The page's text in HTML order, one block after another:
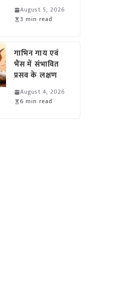
August 5, 2026
3 min read
गाभिन गाय एवं
भैंस में संभावित
प्रसव के लक्षण
August 4, 2026
6 min read